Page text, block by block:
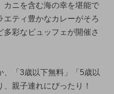
カニを含む海の幸を堪能で
エティ豊かなカレーがそろ
多彩なビュッフェが開催さ
「3歳以下無料」「5歳以
、親子連れにぴったり！